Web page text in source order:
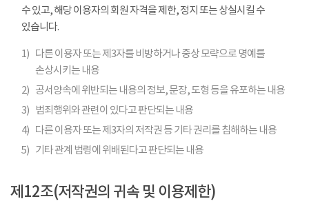
수 있고, 해당 이용자의 회원 자격을 제한, 정지 또는 상실시킬 수
있습니다.
1) 다른 이용자 또는 제3자를 비방하거나 중상 모략으로 명예를
손상시키는 내용
2) 공서양속에 위반되는 내용의 정보, 문장, 도형 등을 유포하는 내용
3)
범죄행위와 관련이 있다고 판단되는 내용
4) 다른 이용자 또는 제3자의 저작권 등 기타 권리를 침해하는 내용
5) 기타 관계 법령에 위배된다고 판단되는 내용
제12조(저작권의 귀속 및 이용제한)